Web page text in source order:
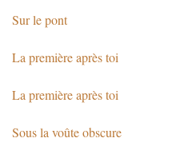
Sur le pont
La première après toi
La première après toi
Sous la voûte obscure